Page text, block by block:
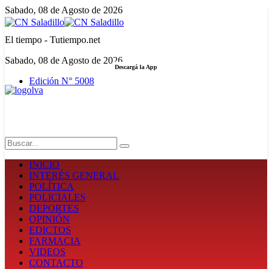
Sabado, 08 de Agosto de 2026
El tiempo - Tutiempo.net
Sabado, 08 de Agosto de 2026
Edición N° 5008
Descargá la App
INICIO
INTERÉS GENERAL
POLÍTICA
POLICIALES
DEPORTES
OPINIÓN
EDICTOS
FARMACIA
VIDEOS
CONTACTO